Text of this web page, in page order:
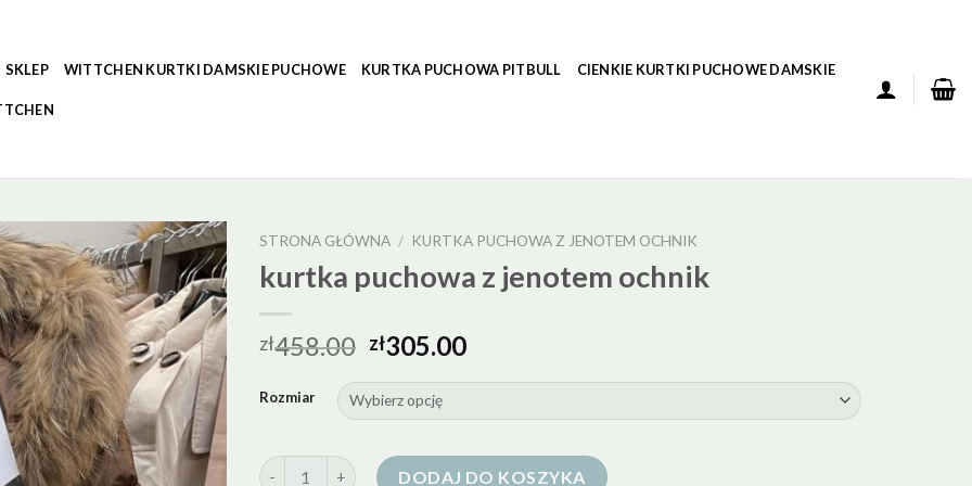
SKLEP WITTCHEN KURTKI DAMSKIE PUCHOWE KURTKA PUCHOWA PITBULL CIENKIE KURTKI PUCHOWE DAMSKIE
STRONA GŁÓWNA / KURTKA PUCHOWA Z JENOTEM OCHNIK
kurtka puchowa z jenotem ochnik
zł458.00 zł305.00
Rozmiar
ilość kurtka puchowa z jenotem ochnik
DODAJ DO KOSZYKA